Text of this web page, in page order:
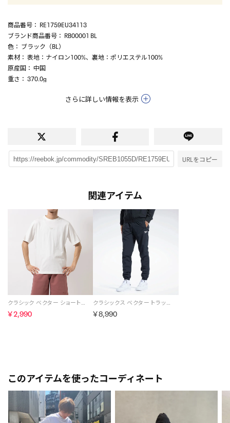
商品番号 ： RE1759EU34113
ブランド商品番号 ： RB00001 BL
色 ： ブラック（BL）
素材： 表地：ナイロン100%、裏地：ポリエステル100%
原産国 ： 中国
重さ ： 370.0g
さらに詳しい情報を表示
URLをコピー
関連アイテム
クラシック ベクター ショートスリーブ Tシャツ / CL BV SS TEE （チョーク）
￥2,990
クラシックス ベクター トラック パンツ / Classics Vector Track Pants （ナイトブラック）
￥8,990
このアイテムを使ったコーディネート